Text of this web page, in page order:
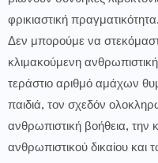
φρικιαστική πραγματικότητα.
Δεν μπορούμε να
κλιμακούμενη
τεράστιο αριθμό αμάχων
παιδιά, τον σχεδόν
ανθρωπιστική βοήθεια,
ανθρωπιστικού δικαίου